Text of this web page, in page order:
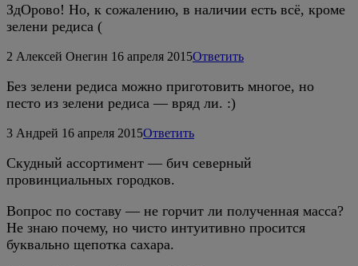
ЗдОрово! Но, к сожалению, в наличии есть всё, кроме
зелени редиса (
2 Алексей Онегин 16 апреля 2015Ответить
Без зелени редиса можно приготовить многое, но
песто из зелени редиса — вряд ли. :)
3 Андрей 16 апреля 2015Ответить
Скудный ассортимент — бич северный
провинциальных городков.
Вопрос по составу — не горчит ли полученная масса?
Не знаю почему, но чисто интуитивно просится
буквально щепотка сахара.